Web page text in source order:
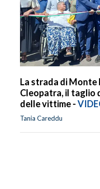
La strada di Monte
Cleopatra, il taglio
delle vittime -
Tania Careddu